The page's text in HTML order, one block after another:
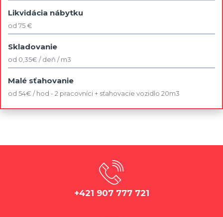
Likvidácia nábytku
od 75 €
Skladovanie
od 0,35€ / deň / m3
Malé sťahovanie
od 54€ / hod - 2 pracovníci + sťahovacie vozidlo 20m3
+421 907 777 721